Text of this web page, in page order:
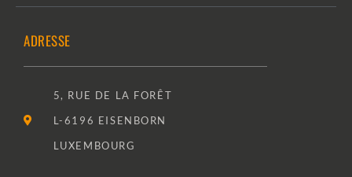
ADRESSE
5, RUE DE LA FORÊT
L-6196 EISENBORN
LUXEMBOURG